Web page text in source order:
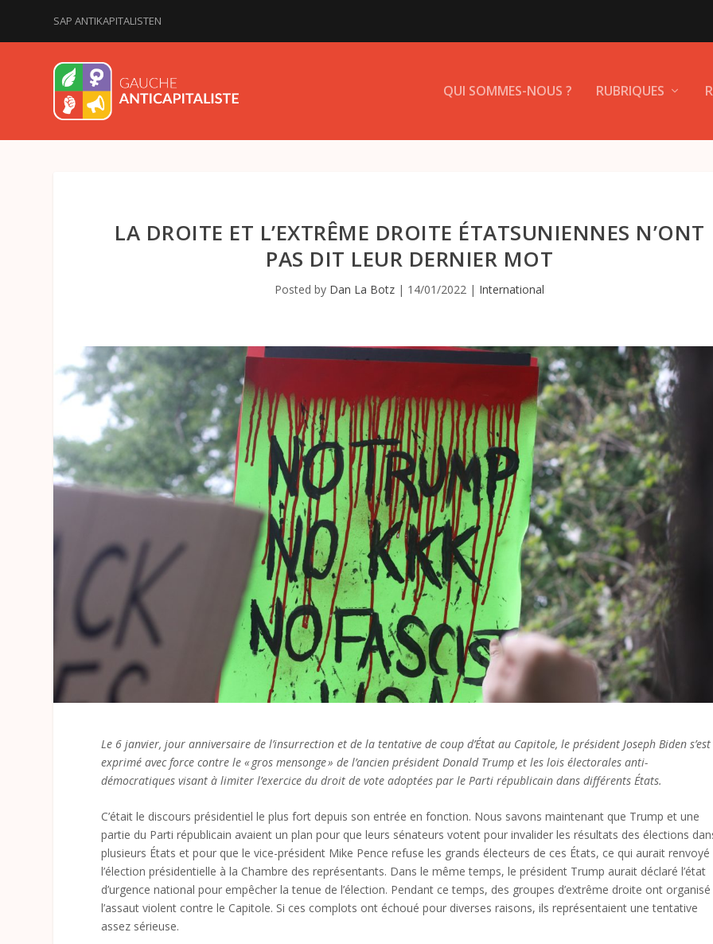
SAP ANTIKAPITALISTEN
QUI SOMMES-NOUS ? RUBRIQUES
LA DROITE ET L’EXTRÊME DROITE ÉTATSUNIENNES N’ONT
PAS DIT LEUR DERNIER MOT
Posted by Dan La Botz | 14/01/2022 | International
Le 6 janvier, jour anniversaire de l’insurrection et de la tentative de coup d’État au Capitole, le président Joseph Biden s’est
exprimé avec force contre le « gros mensonge » de l’ancien président Donald Trump et les lois électorales anti-
démocratiques visant à limiter l’exercice du droit de vote adoptées par le Parti républicain dans différents États.
C’était le discours présidentiel le plus fort depuis son entrée en fonction. Nous savons maintenant que Trump et une
partie du Parti républicain avaient un plan pour que leurs sénateurs votent pour invalider les résultats des élections
plusieurs États et pour que le vice-président Mike Pence refuse les grands électeurs de ces États, ce qui aurait renvoyé
l’élection présidentielle à la Chambre des représentants. Dans le même temps, le président Trump aurait déclaré l’état
d’urgence national pour empêcher la tenue de l’élection. Pendant ce temps, des groupes d’extrême droite ont organisé
l’assaut violent contre le Capitole. Si ces complots ont échoué pour diverses raisons, ils représentaient une tentative
assez sérieuse.